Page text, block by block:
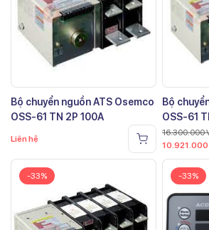
Bộ chuyển nguồn ATS Osemco
OSS-61 TN 2P 100A
Liên hệ
Bộ
OSS-61
16.300.000
10.921.000
-33% -33%